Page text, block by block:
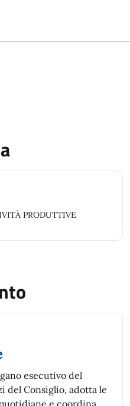
PRODUTTIVE
esecutivo del
del Consiglio, adotta le
e coordina